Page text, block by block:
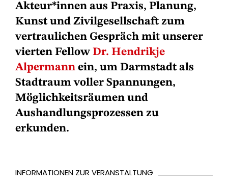
Akteur*innen aus Praxis, Planung,
Kunst und Zivilgesellschaft zum
vertraulichen Gespräch mit unserer
vierten Fellow Dr. Hendrikje
Alpermann ein, um Darmstadt als
Stadtraum voller Spannungen,
Möglichkeitsräumen und
Aushandlungsprozessen zu
erkunden.
INFORMATIONEN ZUR VERANSTALTUNG